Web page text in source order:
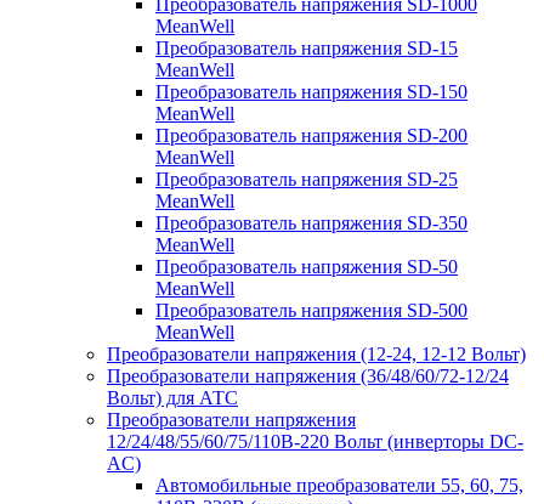
Преобразователь напряжения SD-1000
MeanWell
Преобразователь напряжения SD-15
MeanWell
Преобразователь напряжения SD-150
MeanWell
Преобразователь напряжения SD-200
MeanWell
Преобразователь напряжения SD-25
MeanWell
Преобразователь напряжения SD-350
MeanWell
Преобразователь напряжения SD-50
MeanWell
Преобразователь напряжения SD-500
MeanWell
Преобразователи напряжения (12-24, 12-12 Вольт)
Преобразователи напряжения (36/48/60/72-12/24
Вольт) для АТС
Преобразователи напряжения
12/24/48/55/60/75/110В-220 Вольт (инверторы DC-
AC)
Автомобильные преобразователи 55, 60, 75,